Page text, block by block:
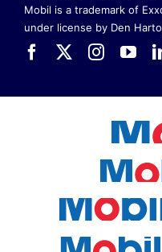
Mobil is a trademark of
under license by Den